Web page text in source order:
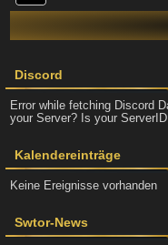
Discord
Error while fetching Discord
your Server? Is your
Kalendereinträge
Keine Ereignisse vorhanden
Swtor-News